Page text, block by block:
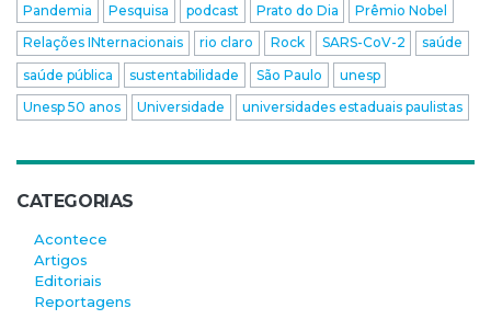
Pandemia
Pesquisa podcast Prato do Dia
Prêmio Nobel
Relações INternacionais
rio claro Rock SARS-CoV-2
saúde
saúde pública
sustentabilidade São Paulo
unesp
Unesp 50 anos
Universidade universidades estaduais paulistas
CATEGORIAS
Acontece
Artigos
Editoriais
Reportagens